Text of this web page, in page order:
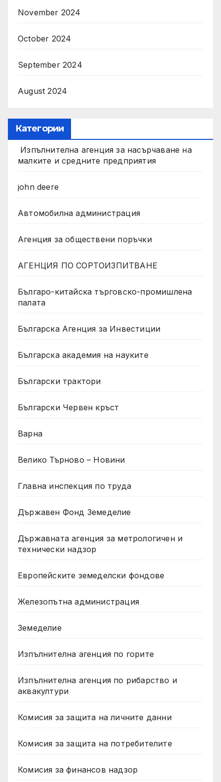
November 2024
October 2024
September 2024
August 2024
Категории
Изпълнителна агенция за насърчаване на
малките и средните предприятия
john deere
Автомобилна администрация
Агенция за обществени поръчки
АГЕНЦИЯ ПО СОРТОИЗПИТВАНЕ
Българо-китайска търговско-промишлена
палата
Българска Агенция за Инвестиции
Българска академия на науките
Български трактори
Български Червен кръст
Варна
Велико Търново – Новини
Главна инспекция по труда
Държавен Фонд Земеделие
Държавната агенция за метрологичен и
технически надзор
Европейските земеделски фондове
Железопътна администрация
Земеделие
Изпълнителна агенция по горите
Изпълнителна агенция по рибарство и
аквакултури
Комисия за защита на личните данни
Комисия за защита на потребителите
Комисия за финансов надзор